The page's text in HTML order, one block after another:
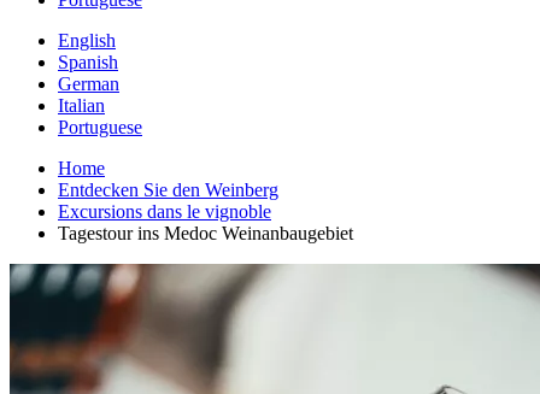
English
Spanish
German
Italian
Portuguese
Home
Entdecken Sie den Weinberg
Excursions dans le vignoble
Tagestour ins Medoc Weinanbaugebiet